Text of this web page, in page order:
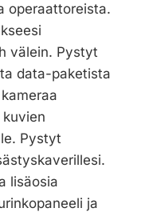
operaattoreista.
välein. Pystyt
data-paketista
Pystyt
lisäosia
ja